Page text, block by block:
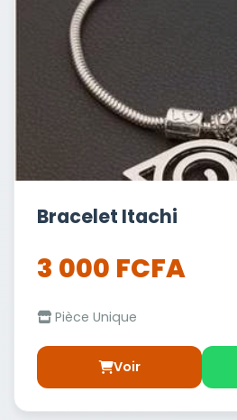
Bracelet Itachi
3 000 FCFA
Pièce Unique
Voir